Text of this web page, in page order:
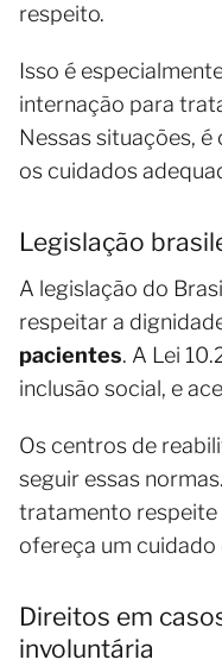
respeito.
Isso é
internação para
Nessas situações,
os cuidados
Legislação
A legislação do
respeitar a
pacientes. A Lei
inclusão social, e
Os centros de
seguir essas
tratamento respeite
ofereça um cuidado
Direitos em
involuntária